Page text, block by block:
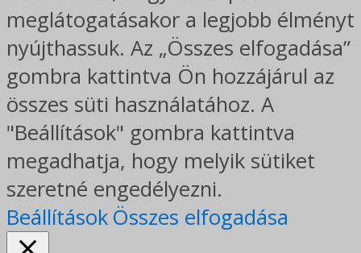
meglátogatásakor a legjobb élményt
nyújthassuk. Az „Összes elfogadása”
gombra kattintva Ön hozzájárul az
összes süti használatához. A
"Beállítások" gombra kattintva
megadhatja, hogy melyik sütiket
szeretné engedélyezni.
Beállítások Összes elfogadása